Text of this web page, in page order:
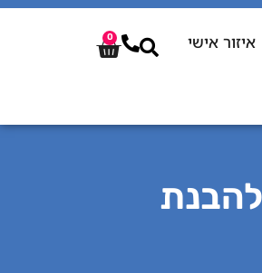
איזור אישי 0
להבנת